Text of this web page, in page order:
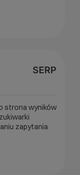
SERP
strona wyników
zapytania